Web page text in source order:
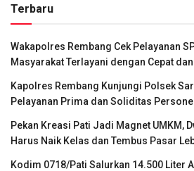
Terbaru
Wakapolres Rembang Cek Pelayanan
Masyarakat Terlayani dengan Cepat
Kapolres Rembang Kunjungi Polsek
Pelayanan Prima dan Soliditas
Pekan Kreasi Pati Jadi Magnet UMKM,
Harus Naik Kelas dan Tembus Pasar
Kodim 0718/Pati Salurkan 14.500 Liter